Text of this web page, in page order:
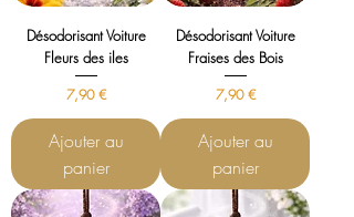
Désodorisant Voiture
Fleurs des iles
Prix
7,90 €
Ajouter au
panier
Désodorisant Voiture
Fraises des Bois
Prix
7,90 €
Ajouter au
panier